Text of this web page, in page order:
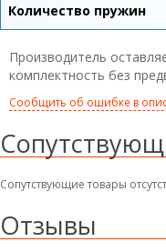
Количество пружин
Производитель
комплектность без
Сообщить об ошибке в
Сопутствующие товары
Отзывы